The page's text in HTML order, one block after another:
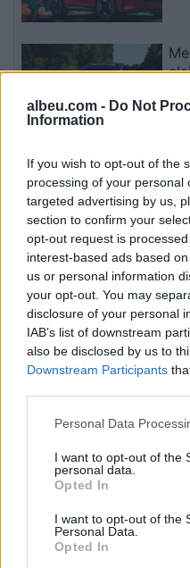
albeu.com - Do Not
Information
If you wish to opt-out of the
processing of your personal
targeted advertising by us,
section to confirm your
opt-out request is
interest-based ads based
us or personal information
your opt-out. You may
disclosure of your personal
IAB’s list of downstream
also be disclosed by us to
Downstream Participants
Personal Data
I want to opt-out of the
personal data.
Opted In
I want to opt-out of the
Personal Data.
Opted In
në